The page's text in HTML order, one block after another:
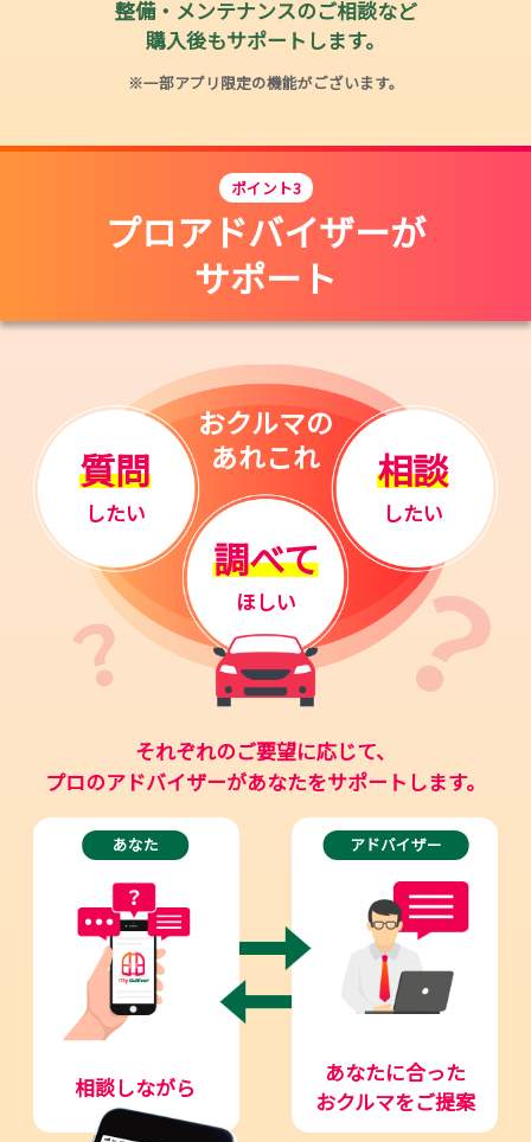
整備・メンテナンスのご相談など
購入後もサポートします。
※一部アプリ限定の機能がございます。
ポイント3
プロアドバイザーが
サポート
おクルマの
あれこれ
質問
したい
調べて
ほしい
相談
したい
それぞれのご要望に応じて、
プロのアドバイザーがあなたをサポートします。
あなた アドバイザー
相談しながら
あなたに合った
おクルマをご提案